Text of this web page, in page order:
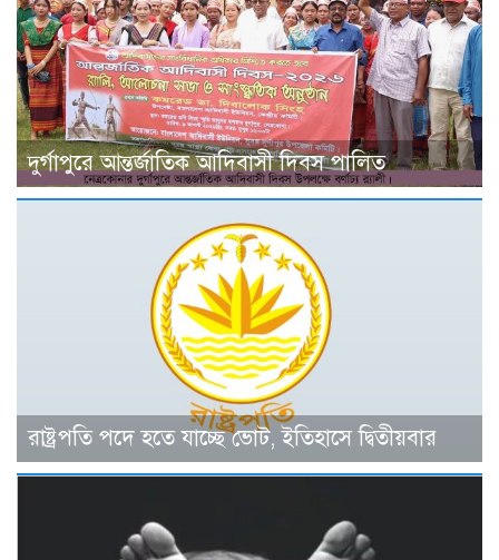
দুর্গাপুরে আন্তর্জাতিক আদিবাসী দিবস পালিত
রাষ্ট্রপতি পদে হতে যাচ্ছে ভোট, ইতিহাসে দ্বিতীয়বার